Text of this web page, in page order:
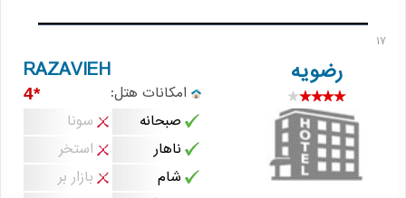
17
رضویه RAZAVIEH
امکانات هتل: *4
صبحانه
سونا
ناهار
استخر
شام
بازار بر